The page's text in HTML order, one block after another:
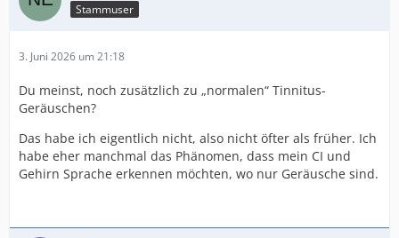
Stammuser
3. Juni 2026 um 21:18
Du meinst, noch zusätzlich zu „normalen“ Tinnitus-
Geräuschen?
Das habe ich eigentlich nicht, also nicht öfter als früher. Ich
habe eher manchmal das Phänomen, dass mein CI und
Gehirn Sprache erkennen möchten, wo nur Geräusche sind.